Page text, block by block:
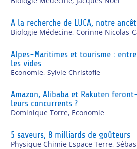
A la recherche de LUCA, notre
Biologie Médecine, Corinne Nicolas-
Alpes-Maritimes et tourisme :
les vides
Economie,Sylvie Christofle
Amazon, Alibaba et Rakuten
leurs concurrents ?
Dominique Torre, Economie
5 saveurs, 8 milliards de goûteurs
Physique Chimie Espace Terre,